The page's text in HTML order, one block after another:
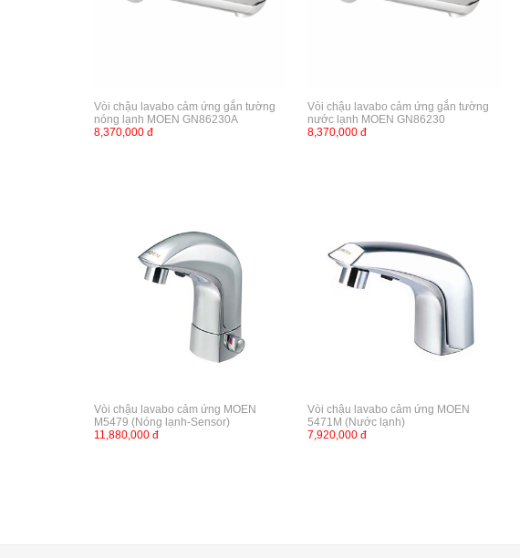
Vòi chậu lavabo cảm ứng gắn tường
nóng lạnh MOEN GN86230A
8,370,000 đ
Vòi chậu lavabo cảm ứng gắn tường
nước lạnh MOEN GN86230
8,370,000 đ
Vòi chậu lavabo cảm ứng MOEN
M5479 (Nóng lạnh-Sensor)
11,880,000 đ
Vòi chậu lavabo cảm ứng MOEN
5471M (Nước lạnh)
7,920,000 đ